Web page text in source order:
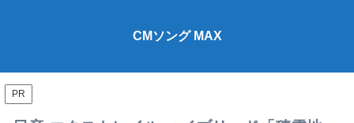
CMソング MAX
PR